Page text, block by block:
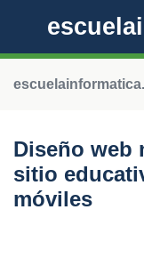
Diseño web
sitio
móviles